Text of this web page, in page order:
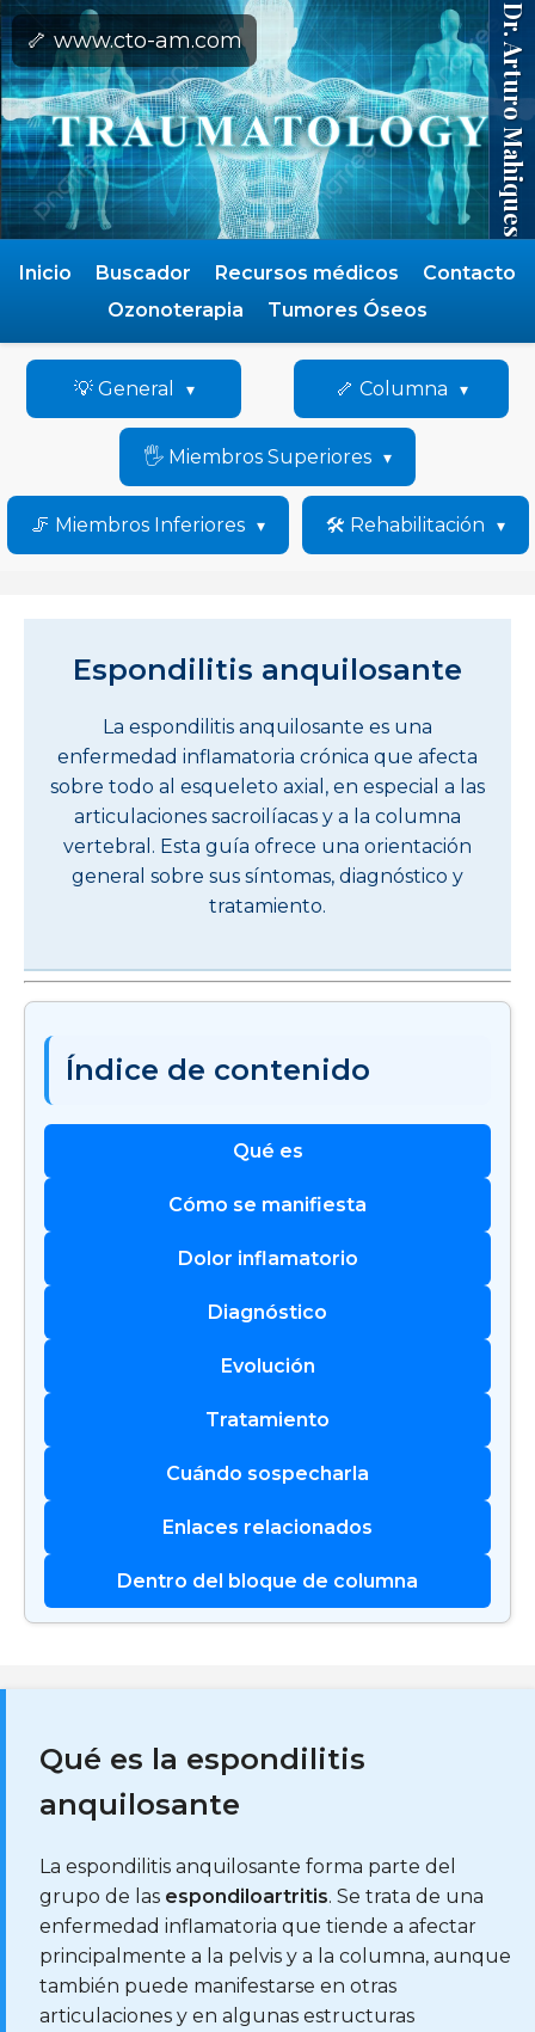
🦴 www.cto-am.com Dr. Arturo Mahiques
Inicio Buscador Recursos médicos
Contacto
Ozonoterapia
Tumores Óseos
💡 General 🦴 Columna
🖐️ Miembros Superiores
🦵 Miembros Inferiores 🛠️ Rehabilitación
Espondilitis anquilosante
La espondilitis anquilosante es una
enfermedad inflamatoria crónica que afecta
sobre todo al esqueleto axial, en especial a las
articulaciones sacroilíacas y a la columna
vertebral. Esta guía ofrece una orientación
general sobre sus síntomas, diagnóstico y
tratamiento.
Índice de contenido
Qué es
Cómo se manifiesta
Dolor inflamatorio
Diagnóstico
Evolución
Tratamiento
Cuándo sospecharla
Enlaces relacionados
Dentro del bloque de columna
Qué es la espondilitis
anquilosante
La espondilitis anquilosante forma parte del
grupo de las espondiloartritis. Se trata de una
enfermedad inflamatoria que tiende a afectar
principalmente a la pelvis y a la columna, aunque
también puede manifestarse en otras
articulaciones y en algunas estructuras